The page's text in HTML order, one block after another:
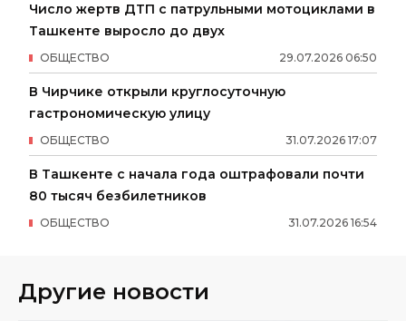
Число жертв ДТП с патрульными мотоциклами в
Ташкенте выросло до двух
29.07.2026 06:50
ОБЩЕСТВО
В Чирчике открыли круглосуточную
гастрономическую улицу
31.07.2026 17:07
ОБЩЕСТВО
В Ташкенте с начала года оштрафовали почти
80 тысяч безбилетников
31.07.2026 16:54
ОБЩЕСТВО
Другие новости